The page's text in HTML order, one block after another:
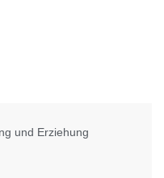
und Erziehung